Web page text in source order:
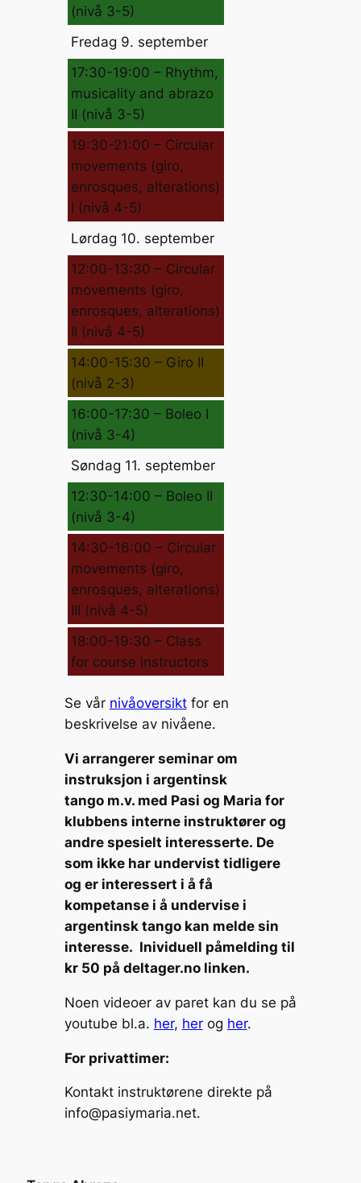
(nivå 3-5)
Fredag 9. september
17:30-19:00 – Rhythm,
musicality and abrazo
II (nivå 3-5)
19:30-21:00 – Circular
movements (giro,
enrosques, alterations)
I (nivå 4-5)
Lørdag 10. september
12:00-13:30 – Circular
movements (giro,
enrosques, alterations)
II (nivå 4-5)
14:00-15:30 – Giro II
(nivå 2-3)
16:00-17:30 – Boleo I
(nivå 3-4)
Søndag 11. september
12:30-14:00 – Boleo II
(nivå 3-4)
14:30-16:00 – Circular
movements (giro,
enrosques, alterations)
III (nivå 4-5)
18:00-19:30 – Class
for course instructors
Se vår nivåoversiktfor en
beskrivelse av nivåene.
Vi arrangerer seminar om
instruksjon i argentinsk
tango m.v. med Pasi og Maria for
klubbens interne instruktører og
andre spesielt interesserte. De
som ikke har undervist tidligere
og er interessert i å få
kompetanse i å undervise i
argentinsk tango kan melde sin
interesse. Inividuell påmelding til
kr 50 på deltager.no linken.
Noen videoer av paret kan du se på
youtube bl.a. her, herog her.
For privattimer:
Kontakt instruktørene direkte på
info@pasiymaria.net.